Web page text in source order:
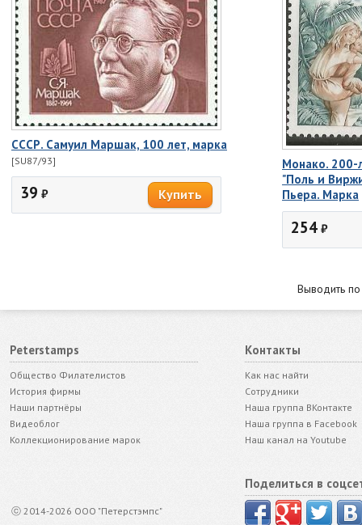
СССР. Самуил Маршак, 100 лет, марка
[SU87/93]
39 ₽
Монако. 200-
"Поль и
Пьера. Марка
254 ₽
Выводить
Peterstamps
Общество Филателистов
История фирмы
Наши партнёры
Видеоблог
Коллекционирование марок
ⓒ 2014-2026 ООО "Петерстэмпс"
Контакты
Как нас найти
Сотрудники
Наша группа ВКонтакте
Наша группа в Facebook
Наш канал на Youtube
Поделиться в